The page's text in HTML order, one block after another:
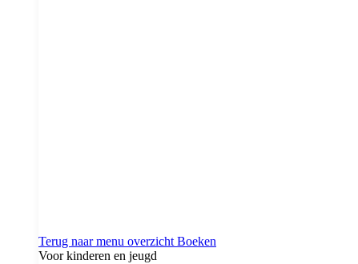
Terug naar menu overzicht Boeken
Voor kinderen en jeugd